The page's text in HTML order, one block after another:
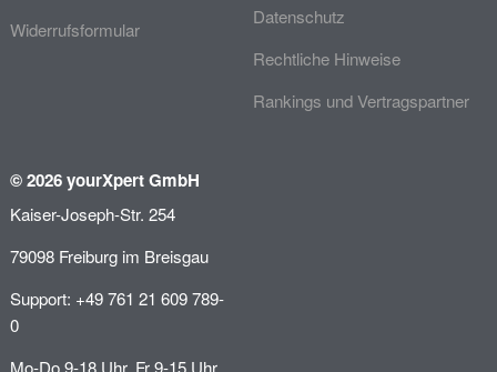
Widerrufsformular
Datenschutz
Rechtliche Hinweise
Rankings und Vertragspartner
© 2026 yourXpert GmbH
Kaiser-Joseph-Str. 254
79098 Freiburg im Breisgau
Support: +49 761 21 609 789-
0
Mo-Do 9-18 Uhr, Fr 9-15 Uhr